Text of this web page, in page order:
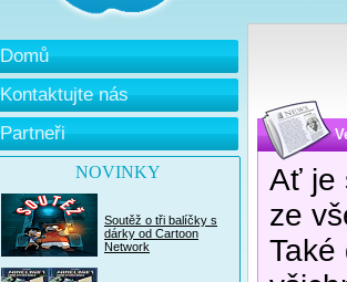
Domů
Kontaktujte nás
Partneři
NOVINKY
Soutěž o tři balíčky s
dárky od Cartoon
Network
Ať je
ze